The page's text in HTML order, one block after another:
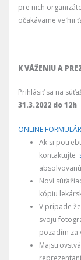
pre nich
očakávame veľmi
K VÁŽENIU A
Prihlásiť sa na
31.3.2022 do 12h
ONLINE FORMULÁR
Ak si
kontaktujte
Noví
kópiu
V prípade
svoju
pozadím za